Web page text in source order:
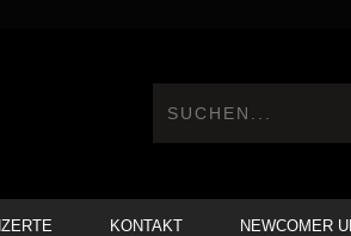
KONTAKT NEWCOMER